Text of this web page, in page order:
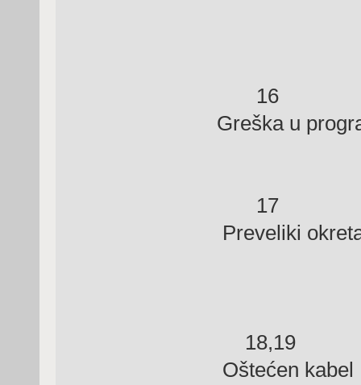
16
Greška u
17
Preveliki
18,19
Oštećen kabel